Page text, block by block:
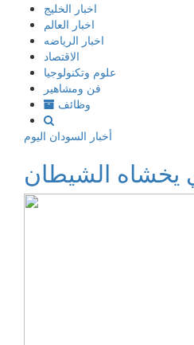
إذهب
المحتوى
اخبار الخليج
اخبار العالم
اخبار الرياضه
الاقتصاد
علوم وتكنولوجيا
فن ومشاهير
وظائف
أخبار السودان اليوم
يخشاه الشيطان